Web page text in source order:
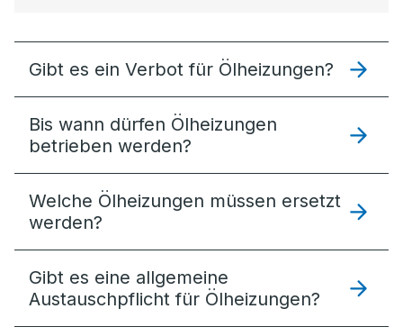
Gibt es ein Verbot für Ölheizungen?
Bis wann dürfen Ölheizungen
betrieben werden?
Welche Ölheizungen müssen ersetzt
werden?
Gibt es eine allgemeine
Austauschpflicht für Ölheizungen?